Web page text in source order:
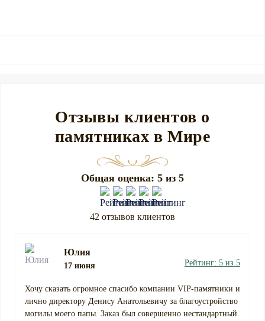
Отзывы клиентов о
памятниках в Мире
Общая оценка: 5 из 5
42 отзывов клиентов
Юлия
17 июня Рейтинг: 5 из 5
Хочу сказать огромное спасибо компании VIP-памятники и
лично директору Денису Анатольевичу за благоустройство
могилы моего папы. Заказ был совершенно нестандартный.